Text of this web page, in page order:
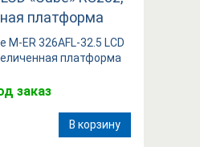
ER 326AFL-32.5 LCD
платформа
заказ
В корзину